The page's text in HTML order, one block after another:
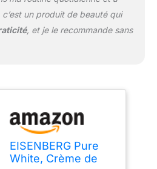
un produit de beauté qui
, et je le recommande sans
EISENBERG Pure
White, Crème de